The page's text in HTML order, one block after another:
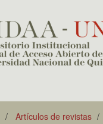
Artículos de revistas